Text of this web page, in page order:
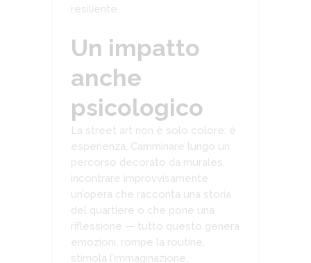
resiliente.
Un impatto
anche
psicologico
La street art non è solo colore: è
esperienza. Camminare lungo un
percorso decorato da murales,
incontrare improvvisamente
un’opera che racconta una storia
del quartiere o che pone una
riflessione — tutto questo genera
emozioni, rompe la routine,
stimola l’immaginazione.